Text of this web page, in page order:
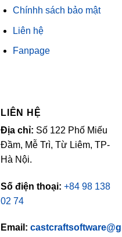
Chínhh sách bảo mật
Liên hệ
Fanpage
LIÊN HỆ
Địa chỉ: Số 122 Phố Miếu
Đầm, Mễ Trì, Từ Liêm, TP-
Hà Nội.
Số điện thoại: +84 98 138
02 74
Email: